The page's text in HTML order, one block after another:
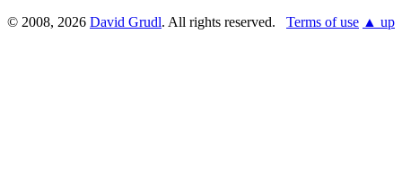
© 2008, 2026 David Grudl. All rights reserved. Terms of use ▲ up